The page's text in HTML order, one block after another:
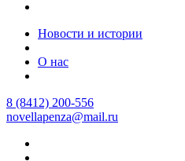
Новости и истории
О нас
8 (8412) 200-556
novellapenza@mail.ru